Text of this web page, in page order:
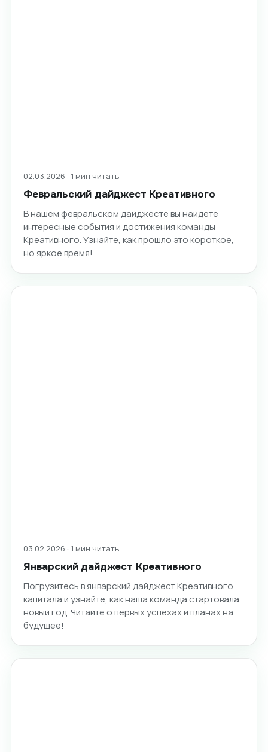
02.03.2026 · 1 мин читать
Февральский дайджест Креативного
В нашем февральском дайджесте вы найдете
интересные события и достижения команды
Креативного. Узнайте, как прошло это короткое,
но яркое время!
03.02.2026 · 1 мин читать
Январский дайджест Креативного
Погрузитесь в январский дайджест Креативного
капитала и узнайте, как наша команда стартовала
новый год. Читайте о первых успехах и планах на
будущее!